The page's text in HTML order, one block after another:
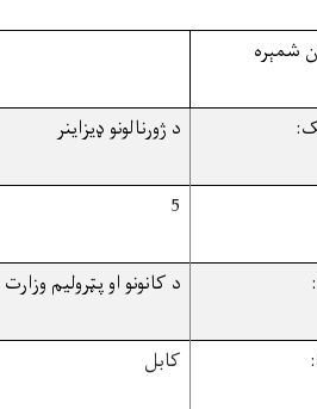
شمېره
د ژورنالونو ډيزاينر
5
د کانونو او پټروليم وزارت
کابل